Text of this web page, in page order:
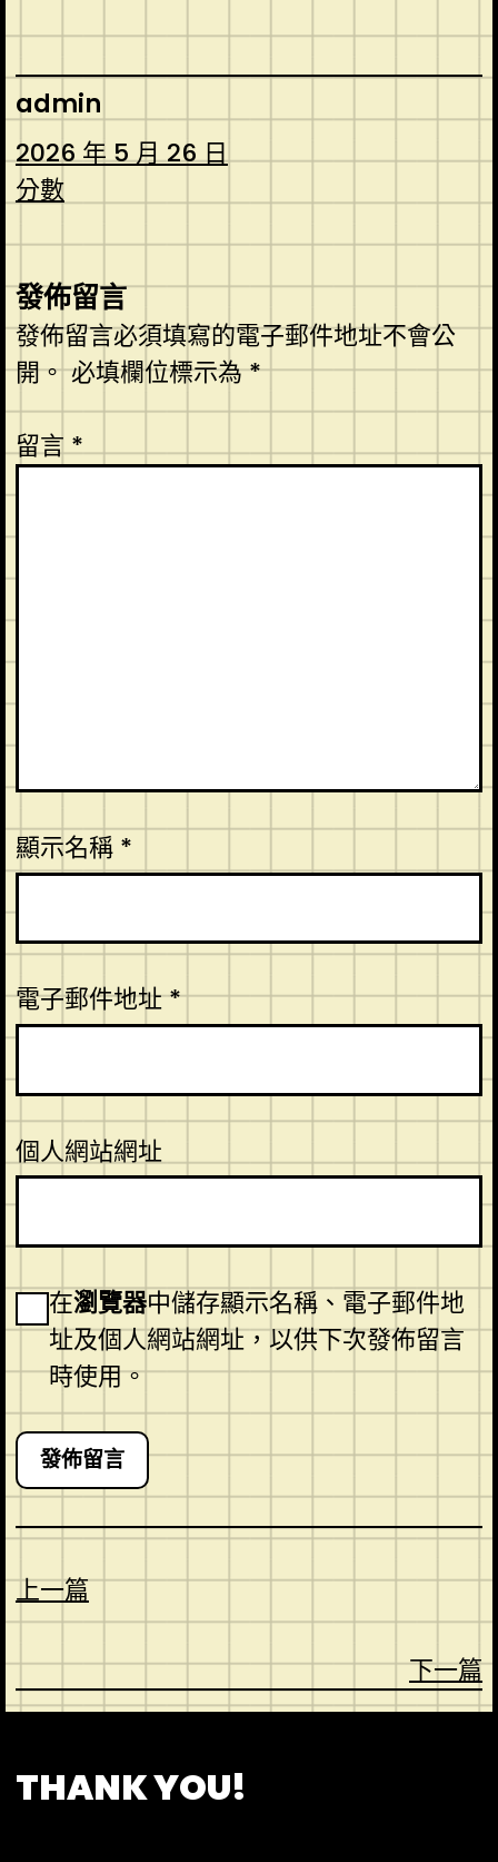
admin
2026 年 5 月 26 日
分數
發佈留言
發佈留言必須填寫的電子郵件地址不會公
開。必填欄位標示為*
留言*
顯示名稱 *
電子郵件地址*
個人網站網址
在瀏覽器中儲存顯示名稱、電子郵件地
址及個人網站網址，以供下次發佈留言
時使用。
上一篇
下一篇
THANK YOU!